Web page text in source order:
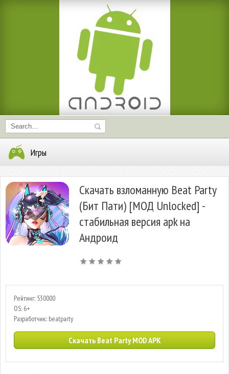
Игры
Скачать взломанную Beat Party
(Бит Пати) [МОД Unlocked] -
стабильная версия apk на
Андроид
Рейтинг: 530000
OS: 6+
Разработчик: beatparty
Скачать Beat Party MOD APK